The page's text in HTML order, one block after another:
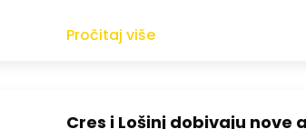
Pročitaj više
Cres i Lošinj dobivaju nove